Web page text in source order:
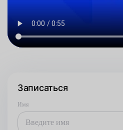
Записаться
Имя